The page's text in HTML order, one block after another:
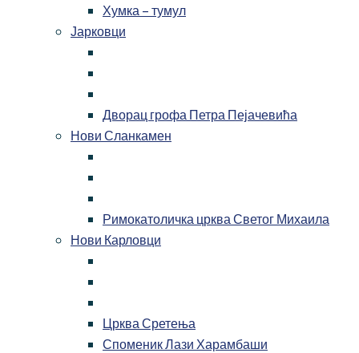
Хумка – тумул
Јарковци
Дворац грофа Петра Пејачевића
Нови Сланкамен
Римокатоличка црква Светог Михаила
Нови Карловци
Црква Сретења
Споменик Лази Харамбаши